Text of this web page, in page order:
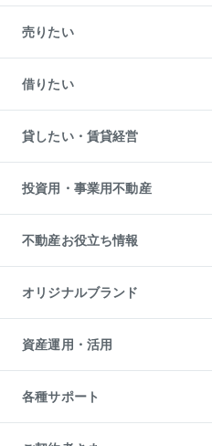
新築・分譲マンションの購入
中古マンションの購入
一戸建ての購入
中古一戸建ての購入
不動産購入の流れ
注目キーワード物件特集
購入ガイド
English 繁体中文簡体中文
売りたい
一戸建ての売却・査定
土地の売却・査定
スピードAI査定
不動産査定について
不動産売却の流れ
不動産買換えの流れ
売却ガイド
借りたい
オフィス・店舗の賃貸
借りるときの流れ
借りるガイド
貸したい・賃貸経営
マンション賃料データ
賃貸管理プラン
リロケーションについて
貸すガイド
投資用・事業用不動産
事業用不動産
マンション投資
投資用マンション
アパート経営
収益物件
ビル購入（ビル一棟）
投資用不動産の売却査定
事業用不動産の売却査定
不動産お役立ち情報
マンションライブラリー
人気マンションランキング
暮らしに役立つ不動産メディア
不動産相場・不動産価格情報
不動産コラム・ニュース
不動産用語集
不動産なんでもネット相談室
住まいの税金
オリジナルブランド
一棟リノベーションマンション
L`GENTE（ルジェンテ）
区分リノベーションマンション
投資用一棟レジデンスWELL
不動産小口投資
LEGACIA（レガシア）
資産運用・活用
不動産M&A
アセットマネジメント・出資
各種サポート